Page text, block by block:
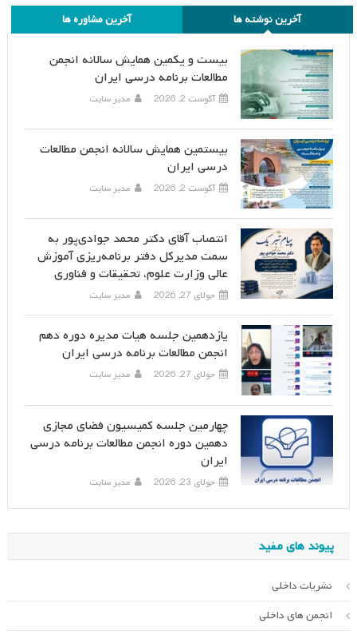
آخرین نوشته ها آخرین مشاوره ها
بیست و یکمین همایش سالانه انجمن
مطالعات برنامه درسی ایران
آگوست 2, 2026 مدیر سایت
بیستمین همایش سالانه انجمن مطالعات
درسی ایران
آگوست 2, 2026 مدیر سایت
انتصاب آقای دکتر محمد جوادی‌پور به
سمت مدیرکل دفتر برنامه‌ریزی آموزش
عالی وزارت علوم، تحقیقات و فناوری
جولای 27, 2026 مدیر سایت
یازدهمین جلسه هیات مدیره دوره دهم
انجمن مطالعات برنامه درسی ایران
جولای 27, 2026 مدیر سایت
چهارمین جلسه کمیسیون فضای مجازی
دهمین دوره انجمن مطالعات برنامه درسی
ایران
جولای 23, 2026 مدیر سایت
پیوند های مفید
نشریات داخلی
انجمن های داخلی